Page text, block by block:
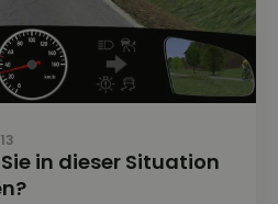
in dieser Situation